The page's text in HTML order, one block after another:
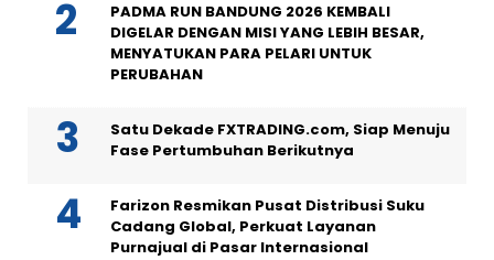
PADMA RUN BANDUNG 2026 KEMBALI
DIGELAR DENGAN MISI YANG LEBIH BESAR,
MENYATUKAN PARA PELARI UNTUK
PERUBAHAN
Satu Dekade FXTRADING.com, Siap Menuju
Fase Pertumbuhan Berikutnya
Farizon Resmikan Pusat Distribusi Suku
Cadang Global, Perkuat Layanan
Purnajual di Pasar Internasional